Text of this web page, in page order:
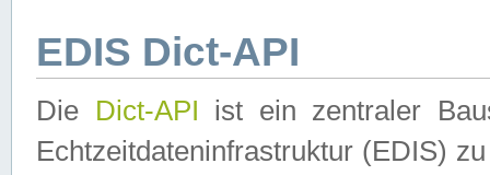
EDIS Dict-API
Die Dict-API ist ein zentraler
Echtzeitdateninfrastruktur (EDIS)